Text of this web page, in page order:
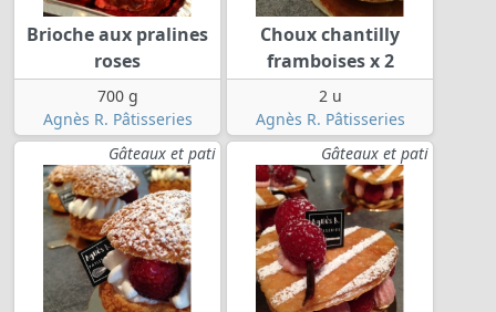
Brioche aux pralines
roses
700 g
Agnès R. Pâtisseries
Choux chantilly
framboises x 2
2 u
Agnès R. Pâtisseries
Gâteaux et pati
Gâteaux et pati